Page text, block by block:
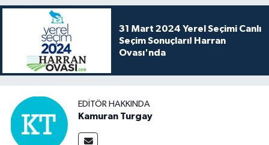
31 Mart 2024 Yerel Seçimi Canlı
Seçim Sonuçları! Harran
Ovası'nda
EDITÖR HAKKINDA
Kamuran Turgay